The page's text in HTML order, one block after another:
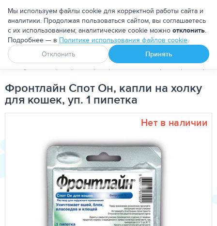
Москва
Апоквел Ветмедин От блох и клещей
PetDog Ветеринарные препараты Антипаразитарные
Фронтлайн Спот Он, капли на холку
для кошек, уп. 1 пипетка
Нет в наличии
Мы используем файлы cookie для корректной работы сайта и
аналитики. Продолжая пользоваться сайтом, вы соглашаетесь
с их использованием; аналитические cookie можно отклонить.
Подробнее — в Политике использования файлов cookie.
Отклонить
Принять